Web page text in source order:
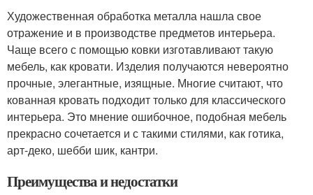
Художественная обработка металла нашла свое
отражение и в производстве предметов интерьера.
Чаще всего с помощью ковки изготавливают такую
мебель, как кровати. Изделия получаются невероятно
прочные, элегантные, изящные. Многие считают, что
кованная кровать подходит только для классического
интерьера. Это мнение ошибочное, подобная мебель
прекрасно сочетается и с такими стилями, как готика,
арт-деко, шебби шик, кантри.
Преимущества и недостатки